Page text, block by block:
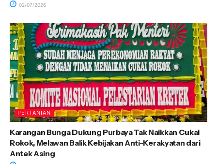
02/07/2026
PERTANIAN
Karangan Bunga Dukung Purbaya Tak Naikkan Cukai
Rokok, Melawan Balik Kebijakan Anti-Kerakyatan dari
Antek Asing